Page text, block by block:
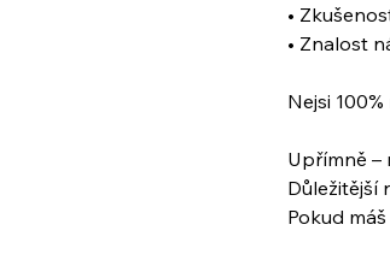
•
• Znalost
Nejsi
Upřímně –
Důležitější
Pokud